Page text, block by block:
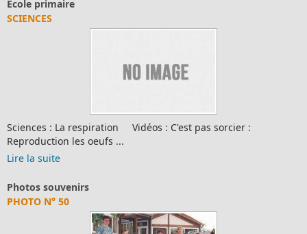
primaire
: La respiration Vidéos : C'est pas sorcier :
les oeufs ...
suite
souvenirs
N° 50